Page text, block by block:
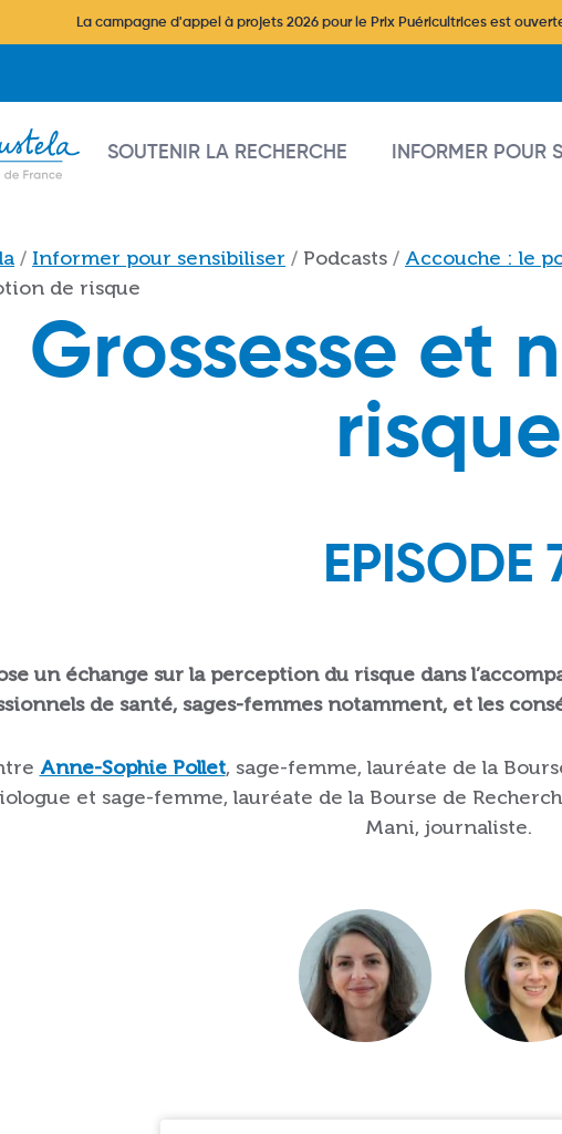
La campagne d'appel à projets 2026 pour le Prix Puéricultrices est
Main navigation
SOUTENIR LA RECHERCHE INFORMER POUR
Informer pour sensibiliser Podcasts
Accouche : le
de risque
Grossesse et
risque
EPISODE
un échange sur la perception du risque dans
de santé, sages-femmes notamment, et les
Anne-Sophie Pollet, sage-femme, lauréate de la
et sage-femme, lauréate de la Bourse de
Mani, journaliste.